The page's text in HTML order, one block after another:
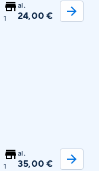
1
al.
24,00 €
1
al.
35,00 €